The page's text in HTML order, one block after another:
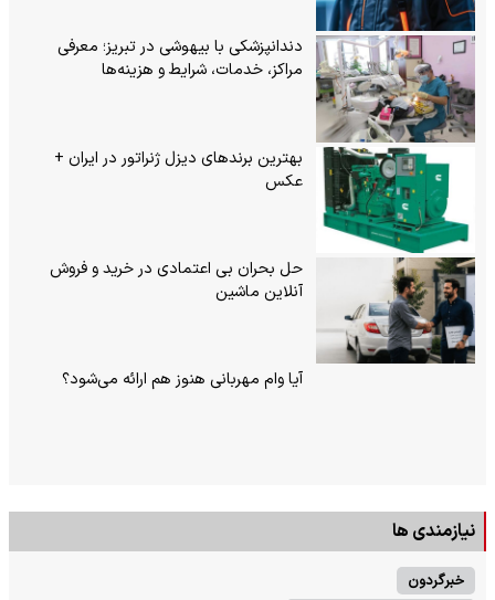
دندانپزشکی با بیهوشی در تبریز؛ معرفی
مراکز، خدمات، شرایط و هزینه‌ها
بهترین برندهای دیزل ژنراتور در ایران +
عکس
حل بحران بی‌ اعتمادی در خرید و فروش
آنلاین ماشین
آیا وام مهربانی هنوز هم ارائه می‌شود؟
نیازمندی ها
خبرگردون